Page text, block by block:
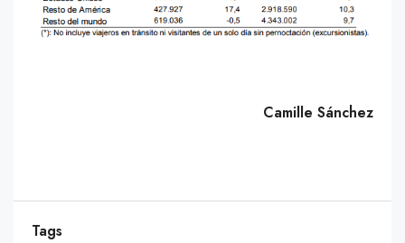
Camille Sánchez
Tags